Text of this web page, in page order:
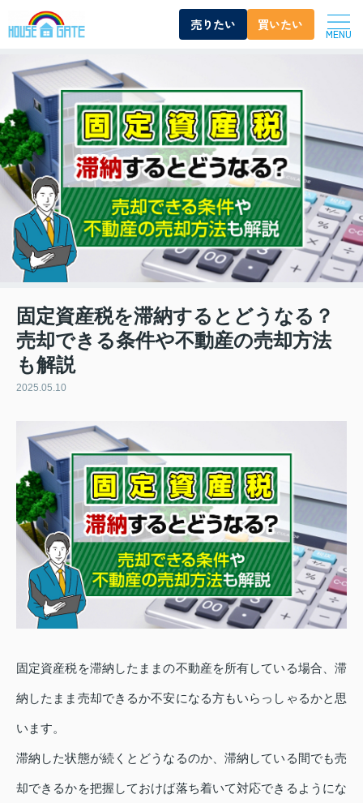
売りたい 買いたい
MENU
固定資産税を滞納するとどうなる？
売却できる条件や不動産の売却方法
も解説
2025.05.10
固定資産税を滞納したままの不動産を所有している場合、滞
納したまま売却できるか不安になる方もいらっしゃるかと思
います。
滞納した状態が続くとどうなるのか、滞納している間でも売
却できるかを把握しておけば落ち着いて対応できるようにな